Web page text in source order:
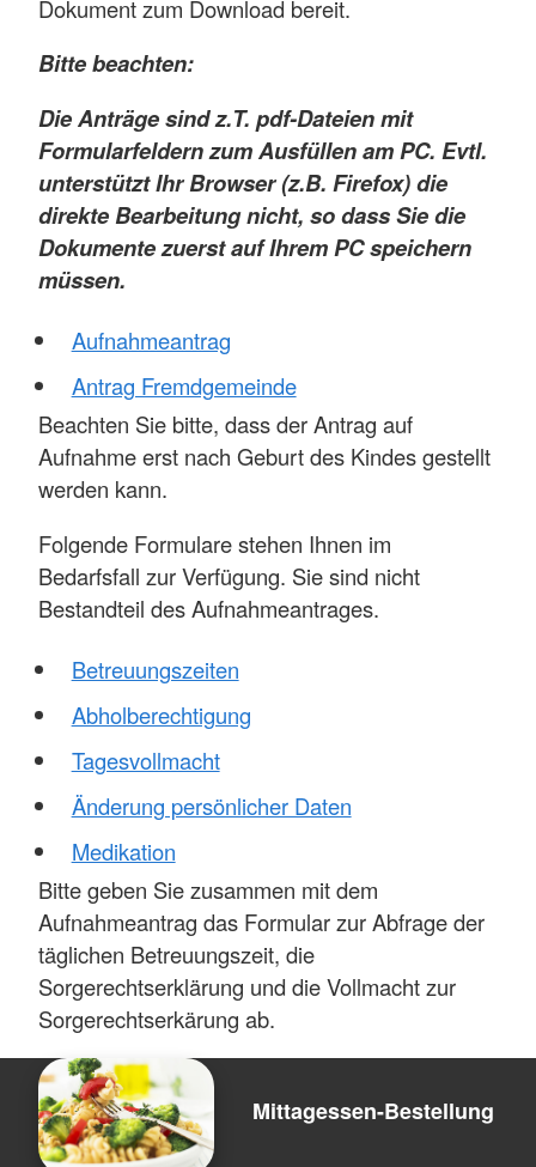
Dokument zum Download bereit.
Bitte beachten:
Die Anträge sind z.T. pdf-Dateien mit
Formularfeldern zum Ausfüllen am PC. Evtl.
unterstützt Ihr Browser (z.B. Firefox) die
direkte Bearbeitung nicht, so dass Sie die
Dokumente zuerst auf Ihrem PC speichern
müssen.
Aufnahmeantrag
Antrag Fremdgemeinde
Beachten Sie bitte, dass der Antrag auf
Aufnahme erst nach Geburt des Kindes gestellt
werden kann.
Folgende Formulare stehen Ihnen im
Bedarfsfall zur Verfügung. Sie sind nicht
Bestandteil des Aufnahmeantrages.
Betreuungszeiten
Abholberechtigung
Tagesvollmacht
Änderung persönlicher Daten
Medikation
Bitte geben Sie zusammen mit dem
Aufnahmeantrag das Formular zur Abfrage der
täglichen Betreuungszeit, die
Sorgerechtserklärung und die Vollmacht zur
Sorgerechtserkärung ab.
Mittagessen-Bestellung